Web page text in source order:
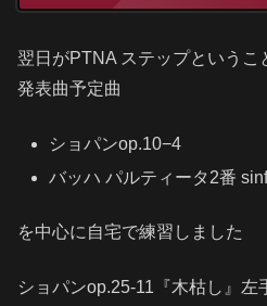
翌日がPTNA ステップというこ
発表曲予定曲
ショパンop.10−4
バッハ パルティータ2番
を中心に自宅で練習しました
ショパンop.25-11『木枯し』左